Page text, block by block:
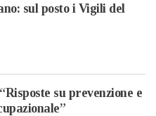
sul posto i Vigili del
su prevenzione e